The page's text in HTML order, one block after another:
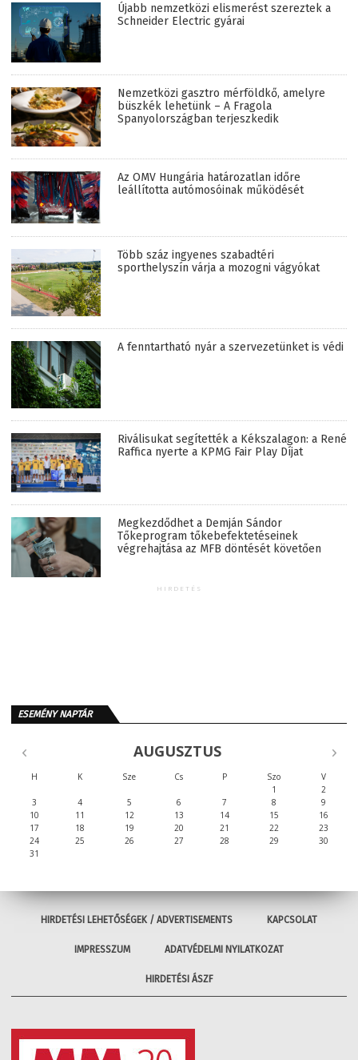
Újabb nemzetközi elismerést szereztek a
Schneider Electric gyárai
Nemzetközi gasztro mérföldkő, amelyre
büszkék lehetünk – A Fragola
Spanyolországban terjeszkedik
Az OMV Hungária határozatlan időre
leállította autómosóinak működését
Több száz ingyenes szabadtéri
sporthelyszín várja a mozogni vágyókat
A fenntartható nyár a szervezetünket is védi
Riválisukat segítették a Kékszalagon: a René
Raffica nyerte a KPMG Fair Play Díjat
Megkezdődhet a Demján Sándor
Tőkeprogram tőkebefektetéseinek
végrehajtása az MFB döntését követően
HIRDETÉS
ESEMÉNY NAPTÁR
AUGUSZTUS
H K Sze Cs P Szo
V
1
2
3
4 5 6 7 8
9
10
11 12 13 14 15
16
17
18 19 20 21 22
23
24
25 26 27 28 29
30
31
HIRDETÉSI LEHETŐSÉGEK / ADVERTISEMENTS KAPCSOLAT
IMPRESSZUM ADATVÉDELMI NYILATKOZAT
HIRDETÉSI ÁSZF